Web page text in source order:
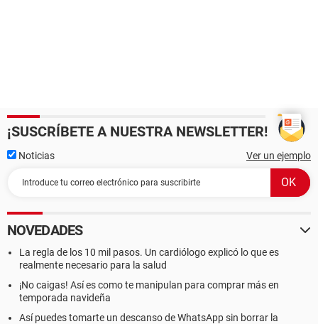
¡SUSCRÍBETE A NUESTRA NEWSLETTER!
Noticias Ver un ejemplo
NOVEDADES
La regla de los 10 mil pasos. Un cardiólogo explicó lo que es
realmente necesario para la salud
¡No caigas! Así es como te manipulan para comprar más en
temporada navideña
Así puedes tomarte un descanso de WhatsApp sin borrar la